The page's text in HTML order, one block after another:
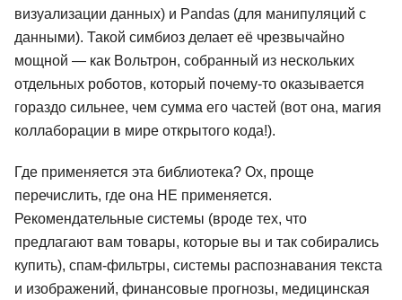
визуализации данных) и Pandas (для манипуляций с
данными). Такой симбиоз делает её чрезвычайно
мощной — как Вольтрон, собранный из нескольких
отдельных роботов, который почему-то оказывается
гораздо сильнее, чем сумма его частей (вот она, магия
коллаборации в мире открытого кода!).
Где применяется эта библиотека? Ох, проще
перечислить, где она НЕ применяется.
Рекомендательные системы (вроде тех, что
предлагают вам товары, которые вы и так собирались
купить), спам-фильтры, системы распознавания текста
и изображений, финансовые прогнозы, медицинская